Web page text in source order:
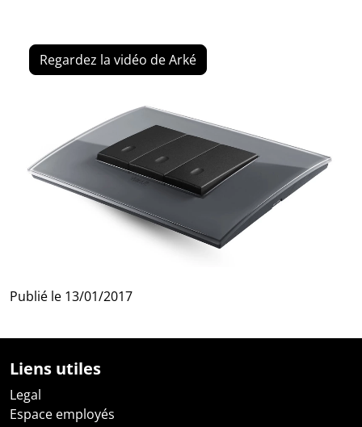
Regardez la vidéo de Arké
Publié le 13/01/2017
Liens utiles
Legal
Espace employés